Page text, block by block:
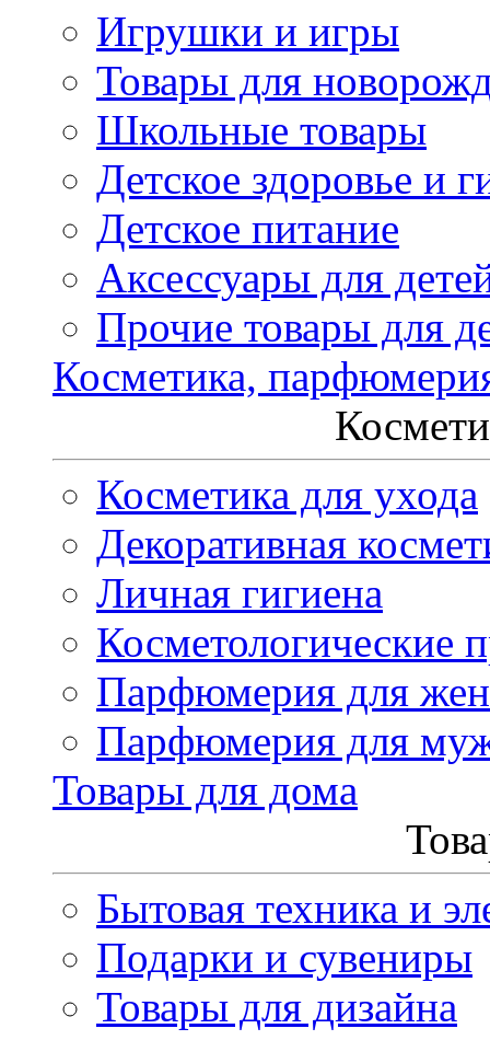
Игрушки и игры
Товары для
Школьные товары
Детское здоровье и
Детское питание
Аксессуары для
Прочие товары для
Косметика,
Косметика для ухода
Декоративная
Личная гигиена
Косметологические
Парфюмерия для
Парфюмерия для
Товары для дома
Бытовая техника и
Подарки и сувениры
Товары для дизайна